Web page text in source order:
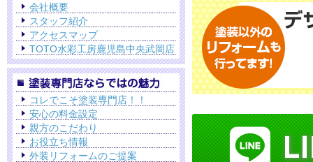
会社概要
スタッフ紹介
アクセスマップ
TOTO水彩工房鹿児島中央武岡店
コレでこそ塗装専門店！！
安心の料金設定
親方のこだわり
お役立ち情報
外装リフォームのご提案